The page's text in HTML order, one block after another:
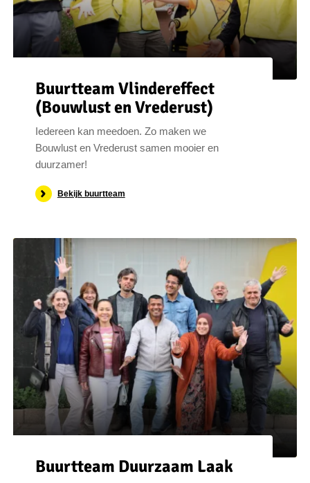
Buurtteam Vlindereffect
(Bouwlust en Vrederust)
Iedereen kan meedoen. Zo maken we
Bouwlust en Vrederust samen mooier en
duurzamer!
Bekijk buurtteam
Buurtteam Duurzaam Laak